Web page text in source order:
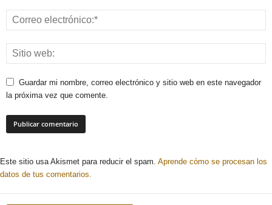
Guardar mi nombre, correo electrónico y sitio web en este navegador
la próxima vez que comente.
Este sitio usa Akismet para reducir el spam. Aprende cómo se procesan los
datos de tus comentarios.